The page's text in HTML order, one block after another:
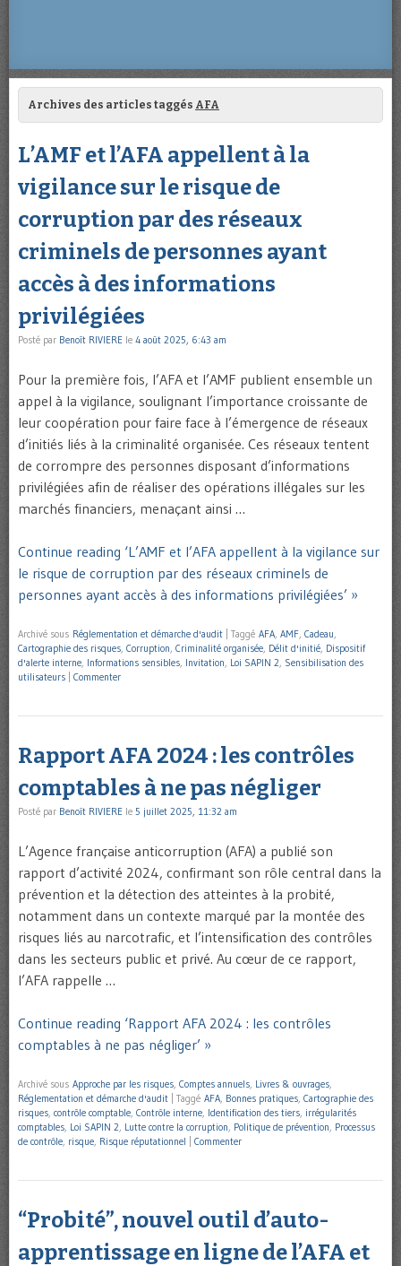
Archives des articles taggés AFA
L’AMF et l’AFA appellent à la
vigilance sur le risque de
corruption par des réseaux
criminels de personnes ayant
accès à des informations
privilégiées
Posté par Benoît RIVIERE le 4 août 2025, 6:43 am
Pour la première fois, l’AFA et l’AMF publient ensemble un
appel à la vigilance, soulignant l’importance croissante de
leur coopération pour faire face à l’émergence de réseaux
d’initiés liés à la criminalité organisée. Ces réseaux tentent
de corrompre des personnes disposant d’informations
privilégiées afin de réaliser des opérations illégales sur les
marchés financiers, menaçant ainsi …
Continue reading ‘L’AMF et l’AFA appellent à la vigilance sur
le risque de corruption par des réseaux criminels de
personnes ayant accès à des informations privilégiées’ »
Archivé sous Réglementation et démarche d'audit Taggé AFA, AMF, Cadeau,
Cartographie des risques, Corruption, Criminalité organisée, Délit d'initié, Dispositif
d'alerte interne, Informations sensibles, Invitation, Loi SAPIN 2, Sensibilisation des
utilisateurs
Commenter
Rapport AFA 2024 : les contrôles
comptables à ne pas négliger
Posté par Benoît RIVIERE le 5 juillet 2025, 11:32 am
L’Agence française anticorruption (AFA) a publié son
rapport d’activité 2024, confirmant son rôle central dans la
prévention et la détection des atteintes à la probité,
notamment dans un contexte marqué par la montée des
risques liés au narcotrafic, et l’intensification des contrôles
dans les secteurs public et privé. Au cœur de ce rapport,
l’AFA rappelle …
Continue reading ‘Rapport AFA 2024 : les contrôles
comptables à ne pas négliger’ »
Archivé sous Approche par les risques, Comptes annuels, Livres & ouvrages,
Réglementation et démarche d'audit
Taggé AFA, Bonnes pratiques, Cartographie des
risques, contrôle comptable, Contrôle interne, Identification des tiers, irrégularités
comptables, Loi SAPIN 2, Lutte contre la corruption, Politique de prévention, Processus
de contrôle, risque, Risque réputationnel Commenter
“Probité”, nouvel outil d’auto-
apprentissage en ligne de l’AFA et